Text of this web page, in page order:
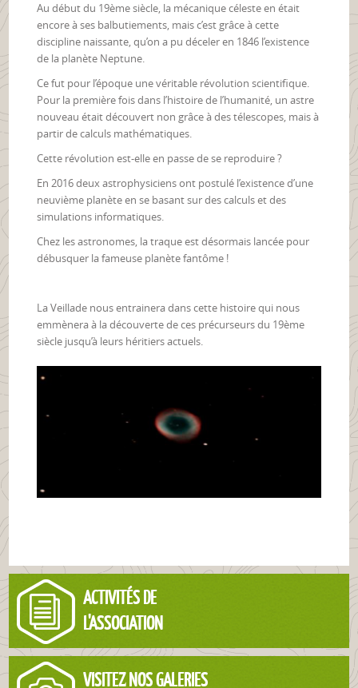
Au début du 19ème siècle, la mécanique céleste en était
encore à ses balbutiements, mais c’est grâce à cette
discipline naissante, qu’on a pu déceler en 1846 l’existence
de la planète Neptune.
Ce fut pour l’époque une véritable révolution scientifique.
Pour la première fois dans l’histoire de l’humanité, un astre
nouveau était découvert non grâce à des télescopes, mais à
partir de calculs mathématiques.
Cette révolution est-elle en passe de se reproduire ?
En 2016 deux astrophysiciens ont postulé l’existence d’une
neuvième planète en se basant sur des calculs et des
simulations informatiques.
Chez les astronomes, la traque est désormais lancée pour
débusquer la fameuse planète fantôme !
La Veillade nous entrainera dans cette histoire qui nous
emmènera à la découverte de ces précurseurs du 19ème
siècle jusqu’à leurs héritiers actuels.
ACTIVITÉS DE
L'ASSOCIATION
VISITEZ NOS GALERIES